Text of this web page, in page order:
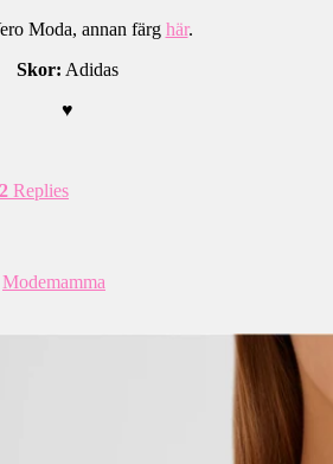
Moda, annan färg här.
Skor: Adidas
♥
2 Replies
Modemamma